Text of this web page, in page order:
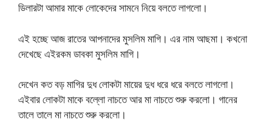
ডিলারটা আমার মাকে লোকেদের সামনে নিয়ে বলতে লাগলো।
এই হচ্ছে আজ রাতের আপনাদের মুসলিম মাগি। এর নাম আছমা। কখনো
দেখেছে এইরকম ডাবকা মুসলিম মাগি।
দেখেন কত বড় মাগির দুধ লোকটা মায়ের দুধ ধরে ধরে বলতে লাগলো।
এইবার লোকটা মাকে বল্লো নাচতে আর মা নাচতে শুরু করলো। গানের
তালে তালে মা নাচতে শুরু করলো।